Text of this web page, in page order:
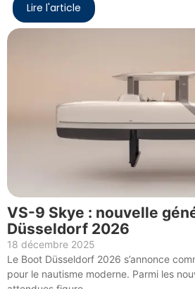
Lire l'article
VS-9 Skye : nouvelle
Düsseldorf 2026
18 décembre 2025
Le Boot Düsseldorf 2026 s’annonce
pour le nautisme moderne. Parmi les